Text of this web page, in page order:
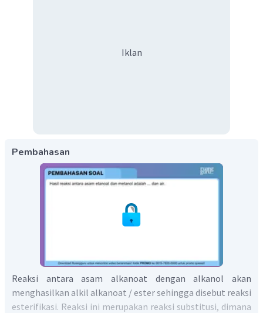
Iklan
Pembahasan
Reaksi antara asam alkanoat dengan alkanol akan
menghasilkan alkil alkanoat / ester sehingga disebut reaksi
esterifikasi. Reaksi ini merupakan reaksi substitusi, dimana